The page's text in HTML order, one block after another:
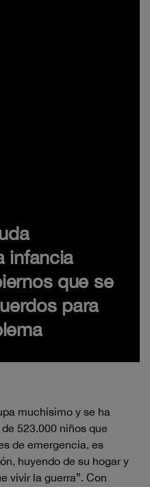
infancia
que se
para
muchísimo y se ha
523.000 niños que
de emergencia, es
huyendo de su hogar y
vivir la guerra”. Con